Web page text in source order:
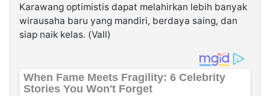
Karawang optimistis dapat melahirkan lebih banyak
wirausaha baru yang mandiri, berdaya saing, dan
siap naik kelas. (Vall)